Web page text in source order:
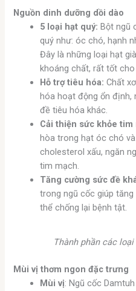
Nguồn dinh dưỡng dồi dào
5 loại hạt quý: Bột ngũ
quý như: óc chó, hạnh
Đây là những loại hạt
khoáng chất, rất tốt
Hỗ trợ tiêu hóa: Chất
hóa hoạt động ổn định,
đề tiêu hóa khác.
Cải thiện sức khỏe tim
hòa trong hạt óc chó
cholesterol xấu, ngăn
tim mạch.
Tăng cường sức đề
trong ngũ cốc giúp
thể chống lại bệnh tật.
Thành phần các
Mùi vị thơm ngon đặc trưng
Mùi vị: Ngũ cốc